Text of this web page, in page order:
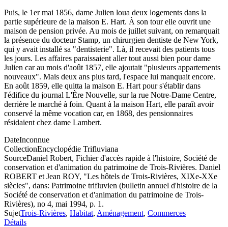
Puis, le 1er mai 1856, dame Julien loua deux logements dans la
partie supérieure de la maison E. Hart. À son tour elle ouvrit une
maison de pension privée. Au mois de juillet suivant, on remarquait
la présence du docteur Stamp, un chirurgien dentiste de New York,
qui y avait installé sa "dentisterie". Là, il recevait des patients tous
les jours. Les affaires paraissaient aller tout aussi bien pour dame
Julien car au mois d'août 1857, elle ajoutait "plusieurs appartements
nouveaux". Mais deux ans plus tard, l'espace lui manquait encore.
En août 1859, elle quitta la maison E. Hart pour s'établir dans
l'édifice du journal L'Ère Nouvelle, sur la rue Notre-Dame Centre,
derrière le marché à foin. Quant à la maison Hart, elle paraît avoir
conservé la même vocation car, en 1868, des pensionnaires
résidaient chez dame Lambert.
DateInconnue
CollectionEncyclopédie Trifluviana
SourceDaniel Robert, Fichier d'accès rapide à l'histoire, Société de
conservation et d'animation du patrimoine de Trois-Rivières. Daniel
ROBERT et Jean ROY, "Les hôtels de Trois-Rivières, XIXe-XXe
siècles", dans: Patrimoine trifluvien (bulletin annuel d'histoire de la
Société de conservation et d'animation du patrimoine de Trois-
Rivières), no 4, mai 1994, p. 1.
SujetTrois-Rivières, Habitat, Aménagement, Commerces
Détails